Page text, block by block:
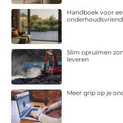
Handboek voor
Slim opruimen
leveren
Meer grip op je